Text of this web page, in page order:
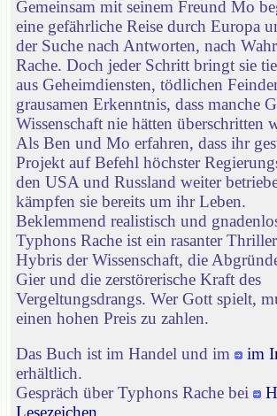
Gemeinsam mit seinem Freund Mo
eine gefährliche Reise durch Europa
der Suche nach Antworten, nach
Rache. Doch jeder Schritt bringt sie
aus Geheimdiensten, tödlichen
grausamen Erkenntnis, dass manche
Wissenschaft nie hätten überschritten
Als Ben und Mo erfahren, dass ihr
Projekt auf Befehl höchster
den USA und Russland weiter
kämpfen sie bereits um ihr Leben.
Beklemmend realistisch und
Typhons Rache ist ein rasanter
Hybris der Wissenschaft, die
Gier und die zerstörerische Kraft des
Vergeltungsdrangs. Wer Gott spielt,
einen hohen Preis zu zahlen.
Das Buch ist im Handel und im
im
erhältlich.
Gespräch über Typhons Rache bei